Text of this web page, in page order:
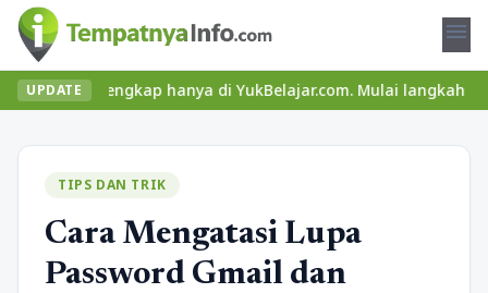
menu
UPDATE
lengkap hanya di YukBelajar.com. Mulai langkah
TIPS DAN TRIK
Cara Mengatasi Lupa
Password Gmail dan